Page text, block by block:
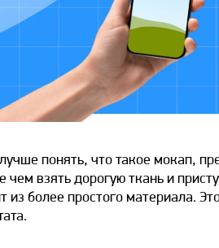
понять, что такое мокап,
чем взять дорогую ткань и
из более простого материала.